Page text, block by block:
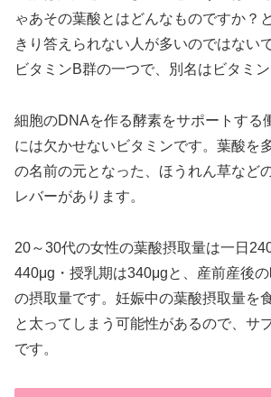
ゃあその葉酸とはどんなものですか？
きり答えられない人が多いのではない
ビタミンB群の一つで、別名はビタミン
細胞のDNAを作る酵素をサポートする
には欠かせないビタミンです。葉酸を
の名前の元となった、ほうれん草など
レバーがあります。
20～30代の女性の葉酸摂取量は一日
440μg・授乳期は340μgと、産前産後
の摂取量です。妊娠中の葉酸摂取量を
と太ってしまう可能性があるので、サ
です。